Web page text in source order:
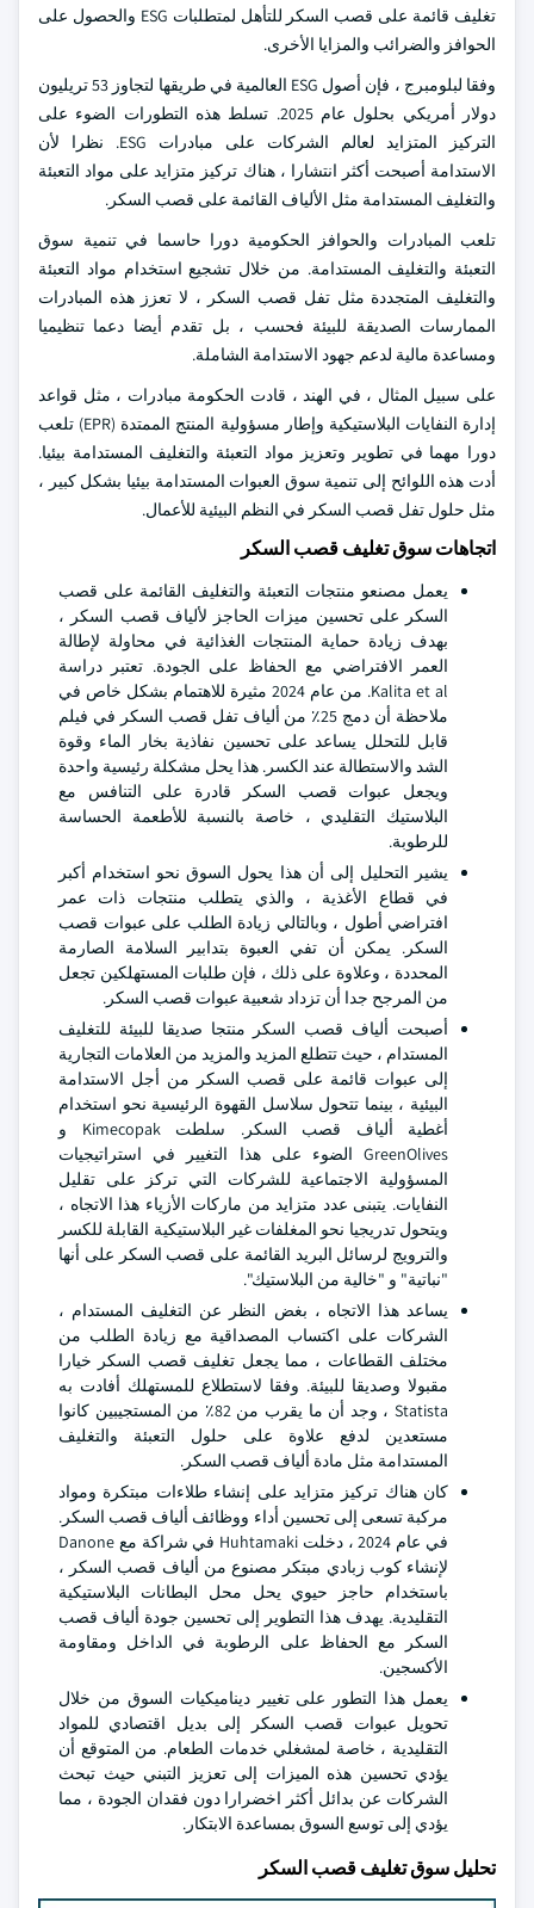
تغليف قائمة على قصب السكر للتأهل لمتطلبات ESG والحصول على
الحوافز والضرائب والمزايا الأخرى.
وفقا لبلومبرج ، فإن أصول ESG العالمية في طريقها لتجاوز 53 تريليون
دولار أمريكي بحلول عام 2025. تسلط هذه التطورات الضوء على
التركيز المتزايد لعالم الشركات على مبادرات ESG. نظرا لأن
الاستدامة أصبحت أكثر انتشارا ، هناك تركيز متزايد على مواد التعبئة
والتغليف المستدامة مثل الألياف القائمة على قصب السكر.
تلعب المبادرات والحوافز الحكومية دورا حاسما في تنمية سوق
التعبئة والتغليف المستدامة. من خلال تشجيع استخدام مواد التعبئة
والتغليف المتجددة مثل تفل قصب السكر ، لا تعزز هذه المبادرات
الممارسات الصديقة للبيئة فحسب ، بل تقدم أيضا دعما تنظيميا
ومساعدة مالية لدعم جهود الاستدامة الشاملة.
على سبيل المثال ، في الهند ، قادت الحكومة مبادرات ، مثل قواعد
إدارة النفايات البلاستيكية وإطار مسؤولية المنتج الممتدة (EPR) تلعب
دورا مهما في تطوير وتعزيز مواد التعبئة والتغليف المستدامة بيئيا.
أدت هذه اللوائح إلى تنمية سوق العبوات المستدامة بيئيا بشكل كبير ،
مثل حلول تفل قصب السكر في النظم البيئية للأعمال.
اتجاهات سوق تغليف قصب السكر
يعمل مصنعو منتجات التعبئة والتغليف القائمة على قصب
السكر على تحسين ميزات الحاجز لألياف قصب السكر ،
بهدف زيادة حماية المنتجات الغذائية في محاولة لإطالة
العمر الافتراضي مع الحفاظ على الجودة. تعتبر دراسة
Kalita et al. من عام 2024 مثيرة للاهتمام بشكل خاص في
ملاحظة أن دمج 25٪ من ألياف تفل قصب السكر في فيلم
قابل للتحلل يساعد على تحسين نفاذية بخار الماء وقوة
الشد والاستطالة عند الكسر. هذا يحل مشكلة رئيسية واحدة
ويجعل عبوات قصب السكر قادرة على التنافس مع
البلاستيك التقليدي ، خاصة بالنسبة للأطعمة الحساسة
للرطوبة.
يشير التحليل إلى أن هذا يحول السوق نحو استخدام أكبر
في قطاع الأغذية ، والذي يتطلب منتجات ذات عمر
افتراضي أطول ، وبالتالي زيادة الطلب على عبوات قصب
السكر. يمكن أن تفي العبوة بتدابير السلامة الصارمة
المحددة ، وعلاوة على ذلك ، فإن طلبات المستهلكين تجعل
من المرجح جدا أن تزداد شعبية عبوات قصب السكر.
أصبحت ألياف قصب السكر منتجا صديقا للبيئة للتغليف
المستدام ، حيث تتطلع المزيد والمزيد من العلامات التجارية
إلى عبوات قائمة على قصب السكر من أجل الاستدامة
البيئية ، بينما تتحول سلاسل القهوة الرئيسية نحو استخدام
أغطية ألياف قصب السكر. سلطت Kimecopak و
GreenOlives الضوء على هذا التغيير في استراتيجيات
المسؤولية الاجتماعية للشركات التي تركز على تقليل
النفايات. يتبنى عدد متزايد من ماركات الأزياء هذا الاتجاه ،
ويتحول تدريجيا نحو المغلفات غير البلاستيكية القابلة للكسر
والترويج لرسائل البريد القائمة على قصب السكر على أنها
"نباتية" و "خالية من البلاستيك".
يساعد هذا الاتجاه ، بغض النظر عن التغليف المستدام ،
الشركات على اكتساب المصداقية مع زيادة الطلب من
مختلف القطاعات ، مما يجعل تغليف قصب السكر خيارا
مقبولا وصديقا للبيئة. وفقا لاستطلاع للمستهلك أفادت به
Statista ، وجد أن ما يقرب من 82٪ من المستجيبين كانوا
مستعدين لدفع علاوة على حلول التعبئة والتغليف
المستدامة مثل مادة ألياف قصب السكر.
كان هناك تركيز متزايد على إنشاء طلاءات مبتكرة ومواد
مركبة تسعى إلى تحسين أداء ووظائف ألياف قصب السكر.
في عام 2024 ، دخلت Huhtamaki في شراكة مع Danone
لإنشاء كوب زبادي مبتكر مصنوع من ألياف قصب السكر ،
باستخدام حاجز حيوي يحل محل البطانات البلاستيكية
التقليدية. يهدف هذا التطوير إلى تحسين جودة ألياف قصب
السكر مع الحفاظ على الرطوبة في الداخل ومقاومة
الأكسجين.
يعمل هذا التطور على تغيير ديناميكيات السوق من خلال
تحويل عبوات قصب السكر إلى بديل اقتصادي للمواد
التقليدية ، خاصة لمشغلي خدمات الطعام. من المتوقع أن
يؤدي تحسين هذه الميزات إلى تعزيز التبني حيث تبحث
الشركات عن بدائل أكثر اخضرارا دون فقدان الجودة ، مما
يؤدي إلى توسع السوق بمساعدة الابتكار.
تحليل سوق تغليف قصب السكر